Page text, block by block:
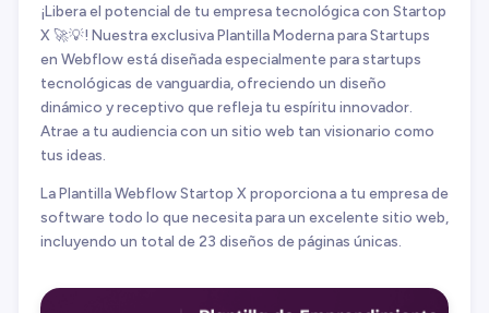
¡Libera el potencial de tu empresa tecnológica con Startop
X 🚀💡! Nuestra exclusiva Plantilla Moderna para Startups
en Webflow está diseñada especialmente para startups
tecnológicas de vanguardia, ofreciendo un diseño
dinámico y receptivo que refleja tu espíritu innovador.
Atrae a tu audiencia con un sitio web tan visionario como
tus ideas.
La Plantilla Webflow Startop X proporciona a tu empresa de
software todo lo que necesita para un excelente sitio web,
incluyendo un total de 23 diseños de páginas únicas.